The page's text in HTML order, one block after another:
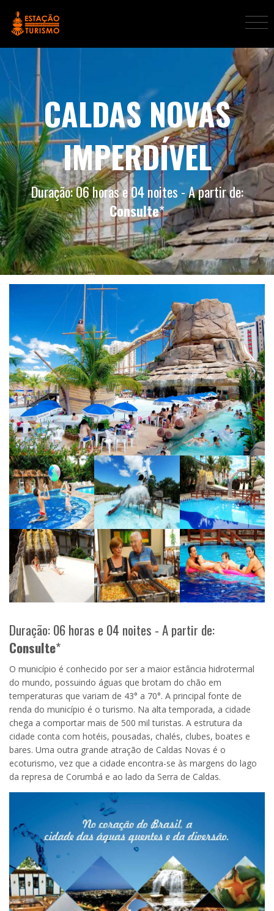
CALDAS NOVAS
IMPERDÍVEL
Duração: 06 horas e 04 noites - A partir de:
Consulte*
Duração: 06 horas e 04 noites - A partir de:
Consulte*
O município é conhecido por ser a maior estância hidrotermal
do mundo, possuindo águas que brotam do chão em
temperaturas que variam de 43° a 70°. A principal fonte de
renda do município é o turismo. Na alta temporada, a cidade
chega a comportar mais de 500 mil turistas. A estrutura da
cidade conta com hotéis, pousadas, chalés, clubes, boates e
bares. Uma outra grande atração de Caldas Novas é o
ecoturismo, vez que a cidade encontra-se às margens do lago
da represa de Corumbá e ao lado da Serra de Caldas.